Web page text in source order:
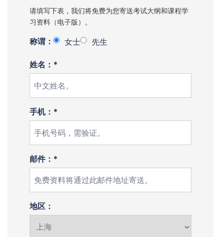
请填写下表，我们将免费为您寄送考试大纲和课程学
习资料（电子版）。
称谓： 女士 先生
姓名：*
手机：*
邮件：*
地区：